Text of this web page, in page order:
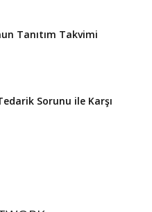
Tanıtım Takvimi
Sorunu ile Karşı